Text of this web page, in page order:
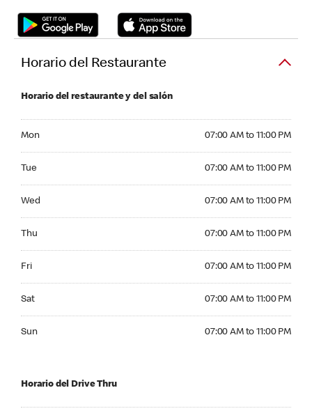
Horario del Restaurante
Horario del restaurante y del salón
Mon 07:00 AM to 11:00 PM
Tue 07:00 AM to 11:00 PM
Wed 07:00 AM to 11:00 PM
Thu 07:00 AM to 11:00 PM
Fri 07:00 AM to 11:00 PM
Sat 07:00 AM to 11:00 PM
Sun 07:00 AM to 11:00 PM
Horario del Drive Thru